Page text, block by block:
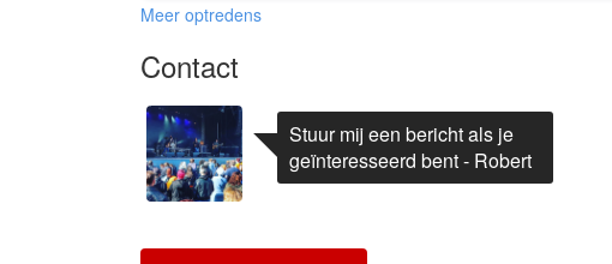
Meer optredens
Contact
Stuur mij een bericht als je
geïnteresseerd bent - Robert